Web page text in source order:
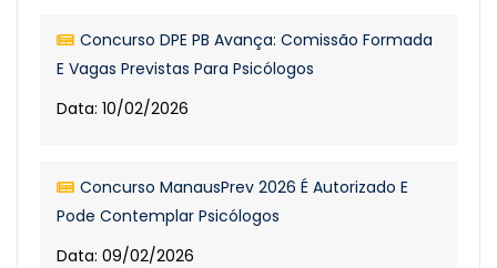
Concurso DPE PB Avança: Comissão Formada
E Vagas Previstas Para Psicólogos
Data: 10/02/2026
Concurso ManausPrev 2026 É Autorizado E
Pode Contemplar Psicólogos
Data: 09/02/2026